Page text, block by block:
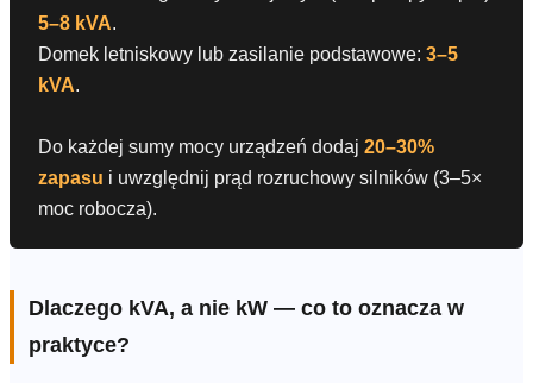
5–8 kVA.
Domek letniskowy lub zasilanie podstawowe: 3–5
kVA.
Do każdej sumy mocy urządzeń dodaj 20–30%
zapasu i uwzględnij prąd rozruchowy silników (3–5×
moc robocza).
Dlaczego kVA, a nie kW — co to oznacza w
praktyce?